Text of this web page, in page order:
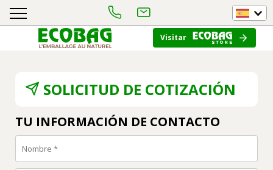
Visitar
SOLICITUD DE COTIZACIÓN
TU INFORMACIÓN DE CONTACTO